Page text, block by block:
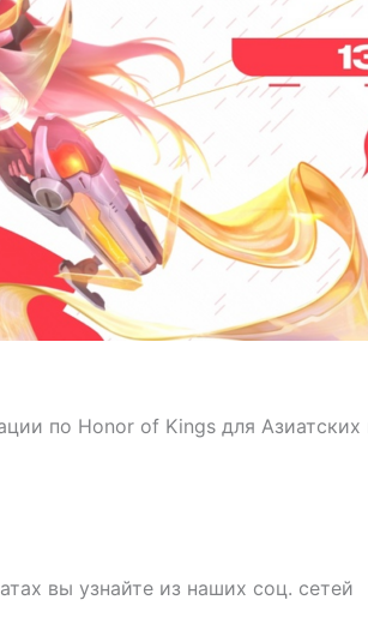
по Honor of Kings для
вы узнайте из наших соц. сетей